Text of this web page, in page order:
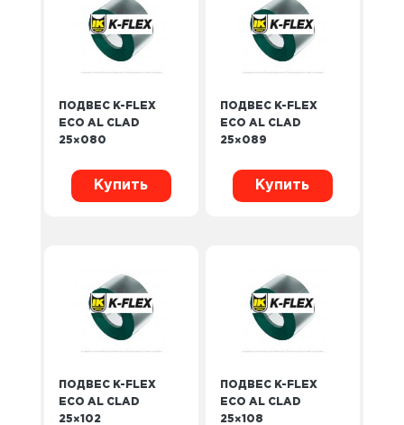
ПОДВЕС K-FLEX
ECO AL CLAD
25×080
Купить
ПОДВЕС K-FLEX
ECO AL CLAD
25×089
Купить
ПОДВЕС K-FLEX
ECO AL CLAD
25×102
ПОДВЕС K-FLEX
ECO AL CLAD
25×108